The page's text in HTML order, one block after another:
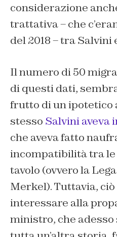
considerazione
trattativa – che
del 2018 – tra Salvini
Il numero di 50
di questi dati,
frutto di un ipotetico
stesso Salvini aveva
che aveva fatto
incompatibilità tra
tavolo (ovvero la
Merkel). Tuttavia,
interessare alla
ministro, che